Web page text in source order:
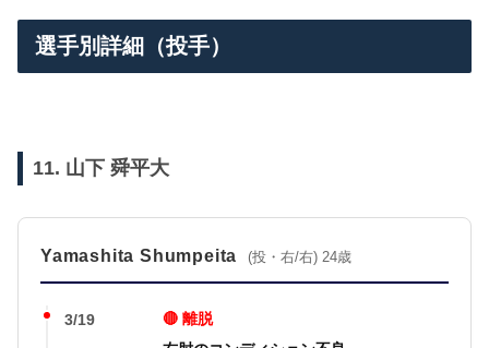
選手別詳細（投手）
11. 山下 舜平大
Yamashita Shumpeita (投・右/右) 24歳
3/19
🔴 離脱